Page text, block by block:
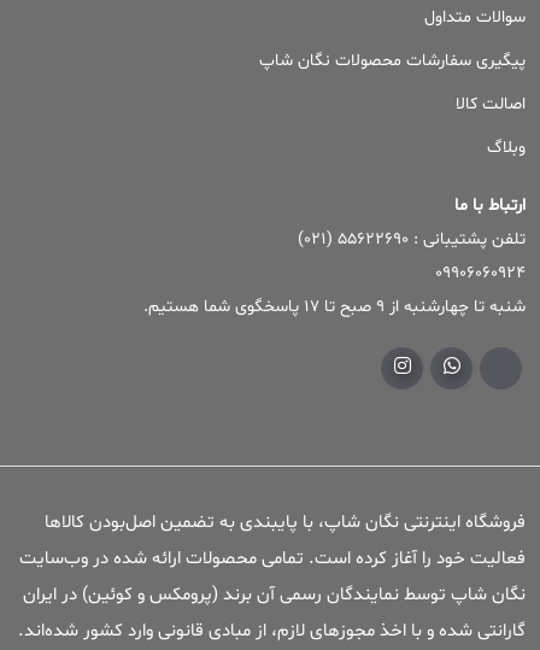
سوالات متداول
پیگیری سفارشات محصولات نگان شاپ
اصالت کالا
وبلاگ
ارتباط با ما
تلفن پشتیبانی : ۵۵۶۲۲۶۹۰ (۰۲۱)
09906060924
شنبه تا چهارشنبه از 9 صبح تا 17 پاسخگوی شما هستیم.
فروشگاه اینترنتی نگان شاپ، با پایبندی به تضمین اصل‌بودن کالاها
فعالیت خود را آغاز کرده است. تمامی محصولات ارائه شده در وب‌سایت
نگان شاپ توسط نمایندگان رسمی آن برند (پرومکس و کوئین) در ایران
گارانتی شده و با اخذ مجوزهای لازم، از مبادی قانونی وارد کشور شده‌اند.